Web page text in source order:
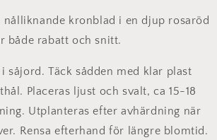
nålliknande kronblad i en djup rosaröd
både rabatt och snitt.
såjord. Täck sådden med klar plast
Placeras ljust och svalt, ca 15-18
Utplanteras efter avhärdning när
Rensa efterhand för längre blomtid.